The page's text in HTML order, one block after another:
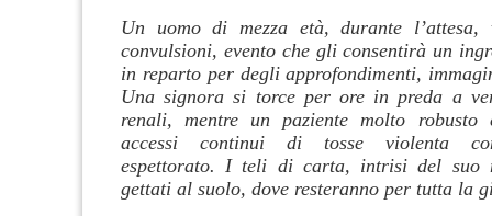
Un uomo di mezza età, durante l’attesa,
convulsioni, evento che gli consentirà un
in reparto per degli approfondimenti,
Una signora si torce per ore in preda a
renali, mentre un paziente molto
accessi continui di tosse violenta
espettorato. I teli di carta, intrisi del suo
gettati al suolo, dove resteranno per tutta la